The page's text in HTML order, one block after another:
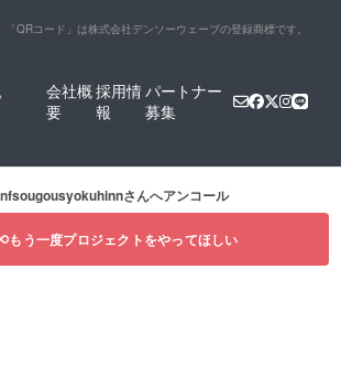
「QRコード」は株式会社デンソーウェーブの登録商標です。
会社概
要
採用情
報
パートナー
募集
さんへアンコール
もう一度プロジェクトをやってほしい